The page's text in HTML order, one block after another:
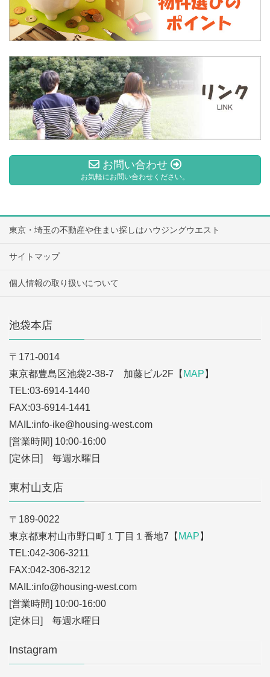
お問い合わせ
お気軽にお問い合わせください。
東京・埼玉の不動産や住まい探しはハウジングウエスト
サイトマップ
個人情報の取り扱いについて
池袋本店
〒171-0014
東京都豊島区池袋2-38-7 加藤ビル2F【 MAP 】
TEL:03-6914-1440
FAX:03-6914-1441
MAIL:info-ike@housing-west.com
[営業時間] 10:00-16:00
[定休日] 毎週水曜日
東村山支店
〒189-0022
東京都東村山市野口町１丁目１番地7【 MAP 】
TEL:042-306-3211
FAX:042-306-3212
MAIL:info@housing-west.com
[営業時間] 10:00-16:00
[定休日] 毎週水曜日
Instagram